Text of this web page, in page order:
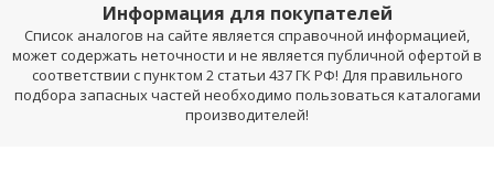
Информация для покупателей
Список аналогов на сайте является справочной информацией,
может содержать неточности и не является публичной офертой в
соответствии с пунктом 2 статьи 437 ГК РФ! Для правильного
подбора запасных частей необходимо пользоваться каталогами
производителей!